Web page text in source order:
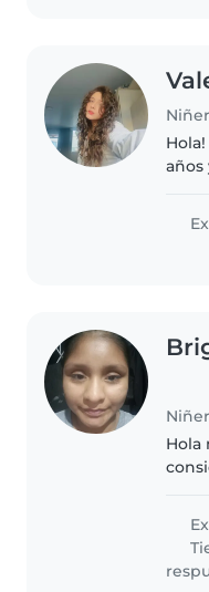
años
y
Hola